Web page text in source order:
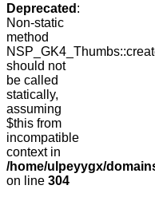
Deprecated :
Non-static
method
should not
be called
statically,
assuming
$this from
incompatible
context in
/home/ulpeyygx/
on line 304